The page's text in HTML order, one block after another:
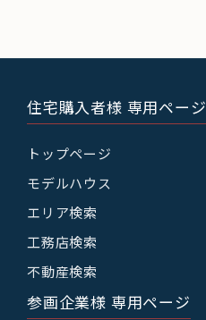
住宅購入者様 専用ページ
トップページ
モデルハウス
エリア検索
工務店検索
不動産検索
参画企業様 専用ページ